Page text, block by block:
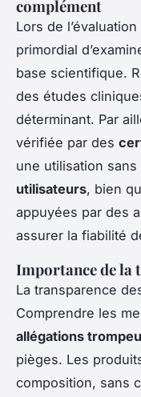
complément
Lors de
primordial
base scientifique.
des études
déterminant. Par
vérifiée par des
une utilisation
utilisateurs, bien
appuyées par des
assurer la fiabilité
Importance de la
La transparence
Comprendre les
allégations
pièges. Les
composition, sans